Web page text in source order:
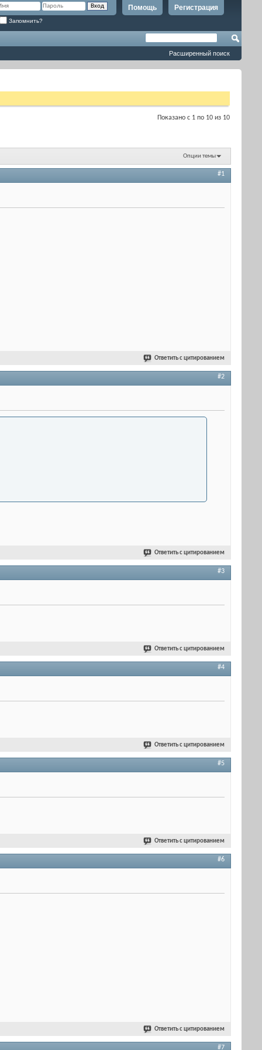
Регистрация
Помощь
Запомнить?
Расширенный поиск
Показано с 1 по 10 из 10
Опции темы
#1
Ответить с цитированием
#2
Ответить с цитированием
#3
Ответить с цитированием
#4
Ответить с цитированием
#5
Ответить с цитированием
#6
Ответить с цитированием
#7